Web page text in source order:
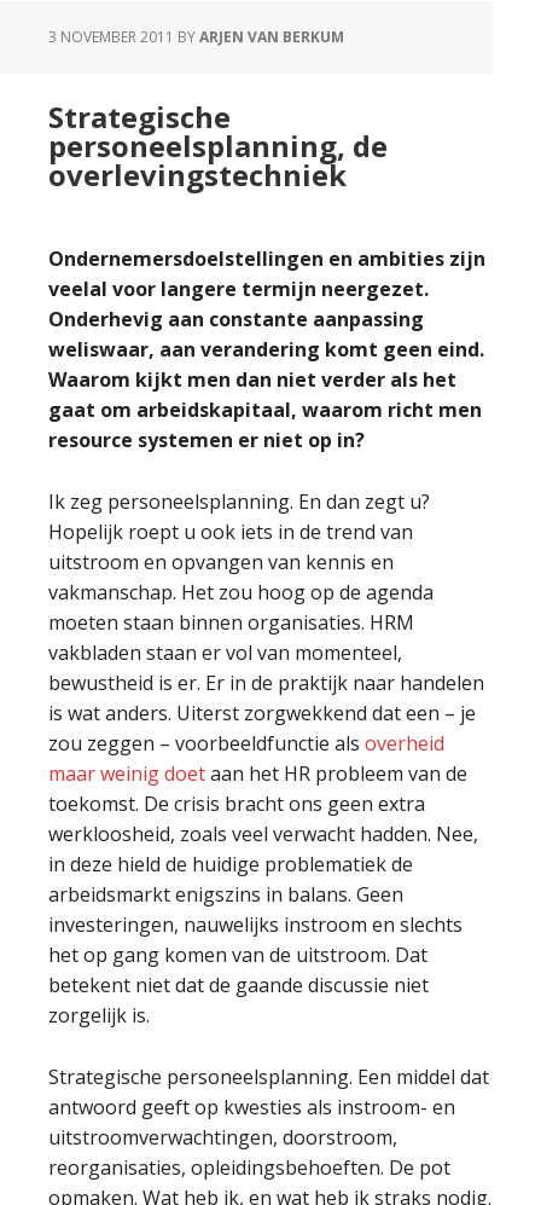
3 NOVEMBER 2011 BYARJEN VAN BERKUM
Strategische
personeelsplanning, de
overlevingstechniek
Ondernemersdoelstellingen en ambities zijn
veelal voor langere termijn neergezet.
Onderhevig aan constante aanpassing
weliswaar, aan verandering komt geen eind.
Waarom kijkt men dan niet verder als het
gaat om arbeidskapitaal, waarom richt men
resource systemen er niet op in?
Ik zeg personeelsplanning. En dan zegt u?
Hopelijk roept u ook iets in de trend van
uitstroom en opvangen van kennis en
vakmanschap. Het zou hoog op de agenda
moeten staan binnen organisaties. HRM
vakbladen staan er vol van momenteel,
bewustheid is er. Er in de praktijk naar handelen
is wat anders. Uiterst zorgwekkend dat een – je
zou zeggen – voorbeeldfunctie als overheid
maar weinig doetaan het HR probleem van de
toekomst. De crisis bracht ons geen extra
werkloosheid, zoals veel verwacht hadden. Nee,
in deze hield de huidige problematiek de
arbeidsmarkt enigszins in balans. Geen
investeringen, nauwelijks instroom en slechts
het op gang komen van de uitstroom. Dat
betekent niet dat de gaande discussie niet
zorgelijk is.
Strategische personeelsplanning. Een middel dat
antwoord geeft op kwesties als instroom- en
uitstroomverwachtingen, doorstroom,
reorganisaties, opleidingsbehoeften. De pot
opmaken. Wat heb ik, en wat heb ik straks nodig.